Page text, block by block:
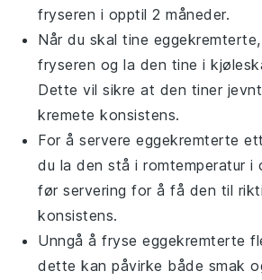
fryseren i opptil 2 måneder.
Når du skal tine eggekremterte
fryseren og la den tine i
Dette vil sikre at den tiner
kremete konsistens.
For å servereeggekremterte
du la den stå i romtemperatur i
før servering for å få den til
konsistens.
Unngå å fryseeggekremterte
dette kan påvirke både smak